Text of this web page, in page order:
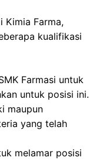
Kimia Farma,
kualifikasi
Farmasi untuk
untuk posisi ini.
maupun
yang telah
melamar posisi